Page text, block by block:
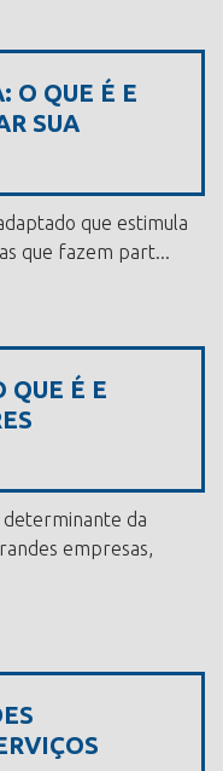
O QUE É E
SUA
que estimula
que fazem part...
QUE É E
determinante da
empresas,